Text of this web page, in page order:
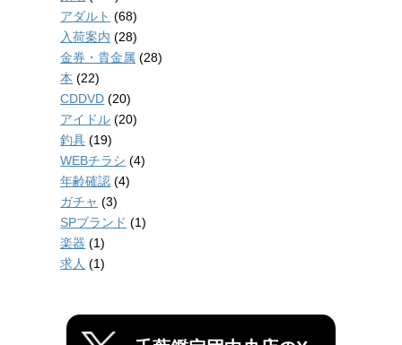
アダルト (68)
入荷案内 (28)
金券・貴金属 (28)
本 (22)
CDDVD (20)
アイドル (20)
釣具 (19)
WEBチラシ (4)
年齢確認 (4)
ガチャ (3)
SPブランド (1)
楽器 (1)
求人 (1)